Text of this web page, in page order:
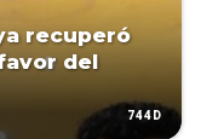
recuperó
del
744D